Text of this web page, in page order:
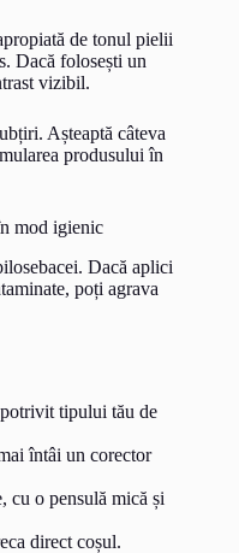
de tonul pielii
Dacă folosești un
vizibil.
Așteaptă câteva
produsului în
mod igienic
Dacă aplici
poți agrava
tipului tău de
întâi un corector
cu o pensulă mică și
direct coșul.